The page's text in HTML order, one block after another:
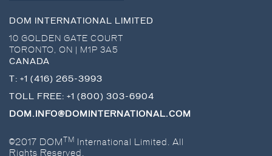
DOM INTERNATIONAL LIMITED
10 GOLDEN GATE COURT
TORONTO, ON
M1P 3A5
CANADA
T: +1 (416) 265-3993
TOLL FREE: +1 (800) 303-6904
DOM.INFO@DOMINTERNATIONAL.COM
©2017 DOMTM
International Limited. All
Rights Reserved.